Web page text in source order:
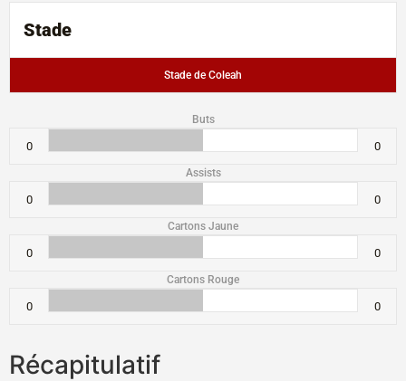
Stade
Stade de Coleah
Buts
0 0
Assists
0 0
Cartons Jaune
0 0
Cartons Rouge
0 0
Récapitulatif